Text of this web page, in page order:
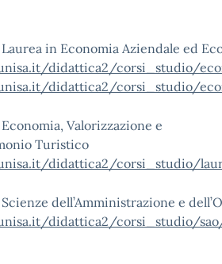
in Economia Aziendale ed
didattica2/corsi_studio/
didattica2/corsi_studio/
Valorizzazione e
Turistico
didattica2/corsi_studio/
dell’Amministrazione e
didattica2/corsi_studio/